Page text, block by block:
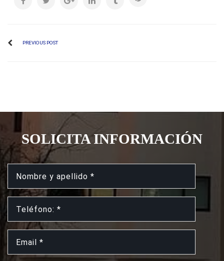
PREVIOUS POST
SOLICITA INFORMACIÓN